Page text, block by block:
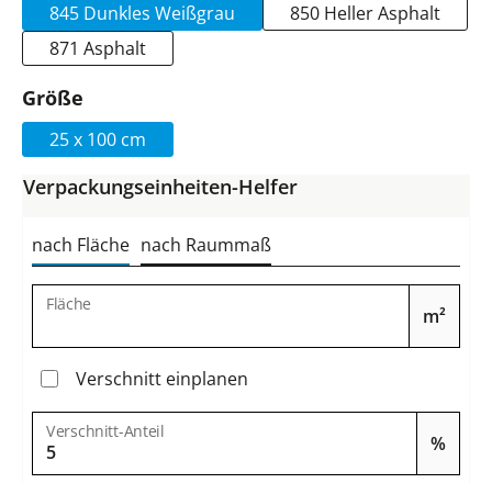
845 Dunkles Weißgrau
850 Heller Asphalt
871 Asphalt
Größe
25 x 100 cm
Verpackungseinheiten-Helfer
nach Fläche nach Raummaß
Fläche
m²
Verschnitt einplanen
Verschnitt-Anteil
%